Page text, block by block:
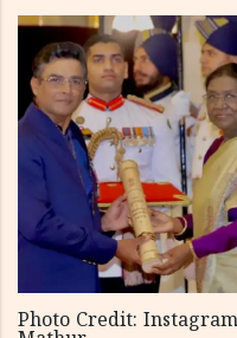
Photo Credit: